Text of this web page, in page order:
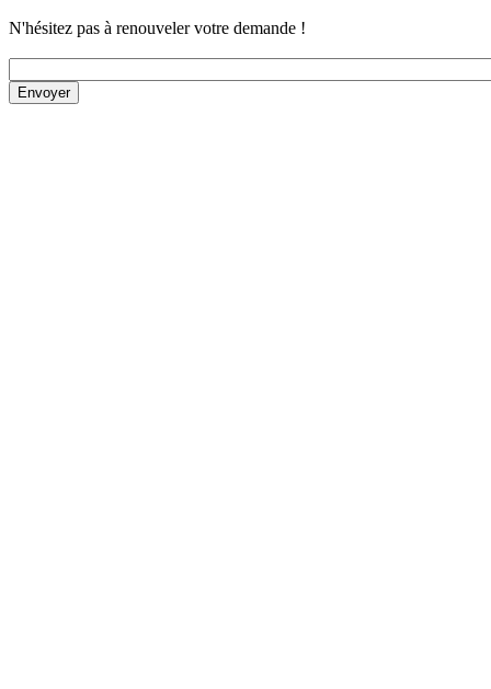
N'hésitez pas à renouveler votre demande !